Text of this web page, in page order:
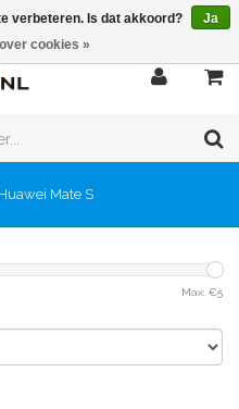
Huawei Mate S
Max: €5
verbeteren. Is dat akkoord?
Ja
cookies »